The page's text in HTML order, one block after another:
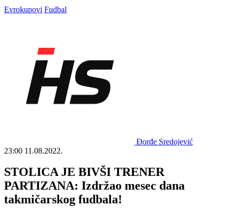
Evrokupovi Fudbal
Đorđe Sredojević
23:00 11.08.2022.
STOLICA JE BIVŠI TRENER
PARTIZANA: Izdržao mesec dana
takmičarskog fudbala!